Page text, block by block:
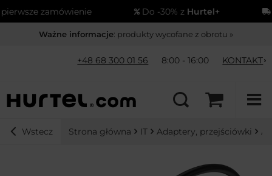
zamówienie Do -30% zHurtel+
Ważne informacje: produkty wycofane z obrotu »
+48 68 300 01 56 8:00 - 16:00 KONTAKT
Wstecz Strona główna IT Adaptery, przejściówki